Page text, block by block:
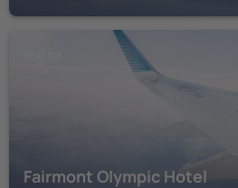
Fairmont Olympic Hotel